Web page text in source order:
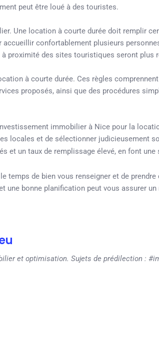
peut être loué à des touristes.
Une location à courte durée doit remplir
confortablement plusieurs
proximité des sites touristiques seront plus
à courte durée. Ces règles
proposés, ainsi que des procédures
immobilier à Nice pour la
locales et de sélectionner judicieusement
et un taux de remplissage élevé, en font
temps de bien vous renseigner et de
bonne planification peut vous assurer
et optimisation. Sujets de prédilection :